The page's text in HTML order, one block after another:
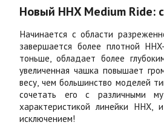
Новый HHX Medium Ride:
Начинается с области
завершается более плотной
тоньше, обладает более
увеличенная чашка повышает
весу, чем большинство моделей
сочетать его с различными
характеристикой линейки
исключением!